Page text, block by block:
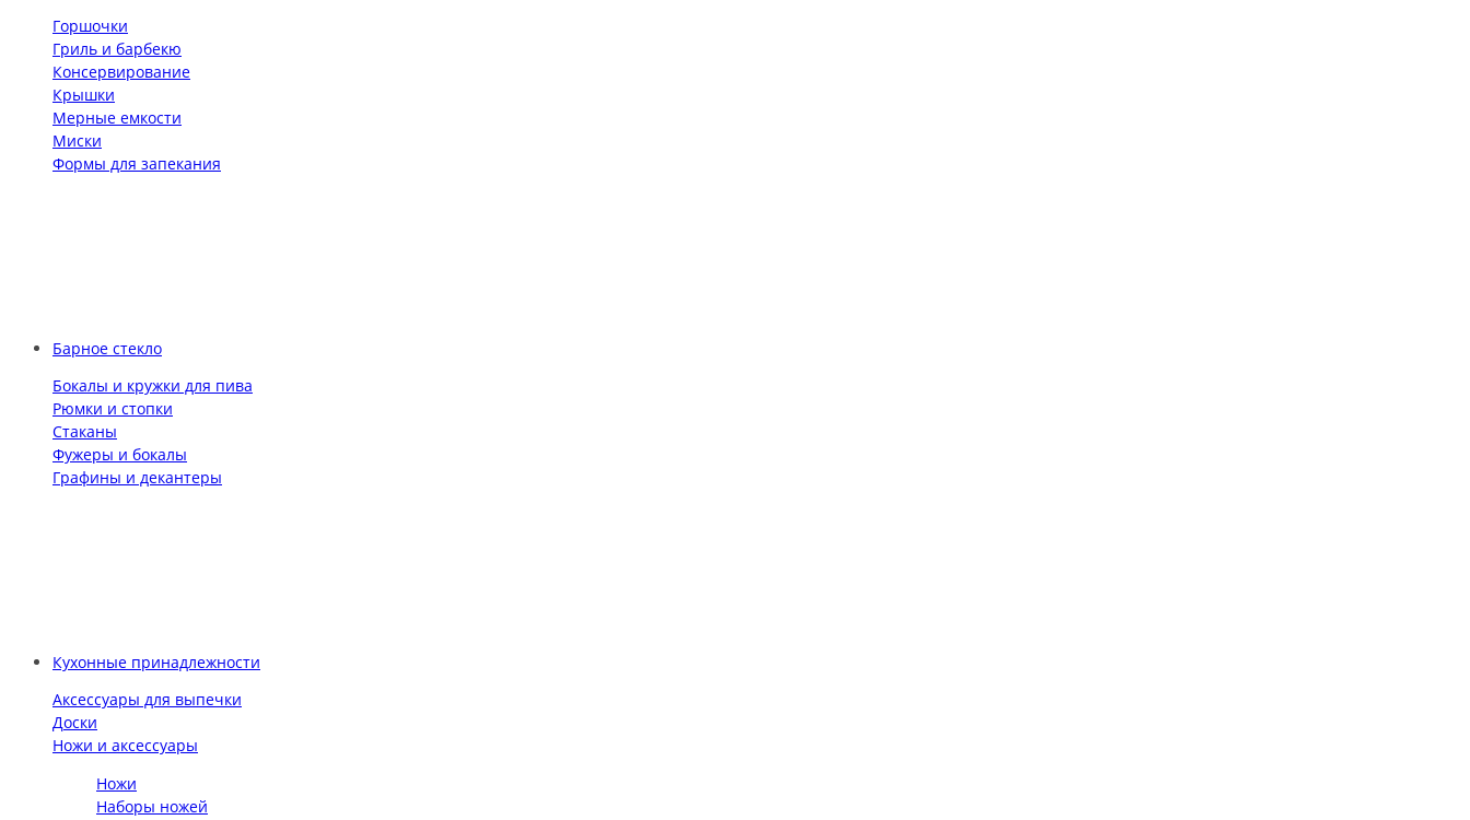
Горшочки
Гриль и барбекю
Консервирование
Крышки
Мерные емкости
Миски
Формы для запекания
Барное стекло
Бокалы и кружки для пива
Рюмки и стопки
Стаканы
Фужеры и бокалы
Графины и декантеры
Кухонные принадлежности
Аксессуары для выпечки
Доски
Ножи и аксессуары
Ножи
Наборы ножей